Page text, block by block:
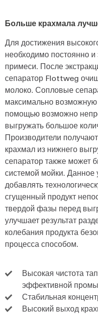
Больше крахмала
Для достижения
необходимо постоянно
примеси. После
сепаратор Flottweg
молоко. Сопловые
максимально
помощью возможно
выгружать большое
Производители
крахмал из нижнего
сепаратор также может
системой мойки. Данное
добавлять
сгущенный продукт
твердой фазы перед
улучшает результат
колебания продукта
процесса способом.
Высокая чистота
эффективной
Стабильная
Высокий выход